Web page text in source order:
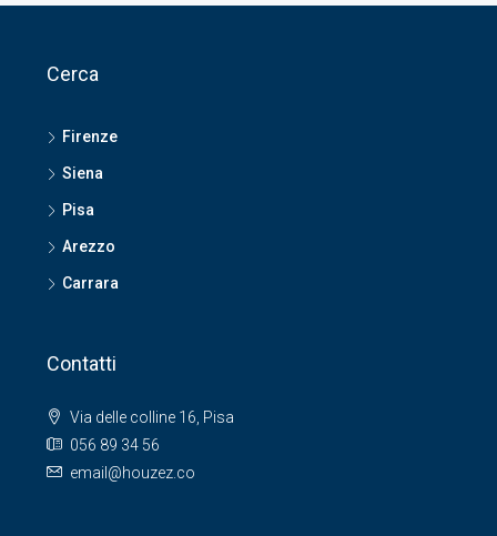
Cerca
Firenze
Siena
Pisa
Arezzo
Carrara
Contatti
Via delle colline 16, Pisa
056 89 34 56
email@houzez.co